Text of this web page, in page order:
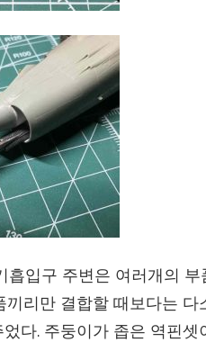
흡입구 주변은 여러개의
끼리만 결합할 때보다는
다. 주둥이가 좁은 역핀셋